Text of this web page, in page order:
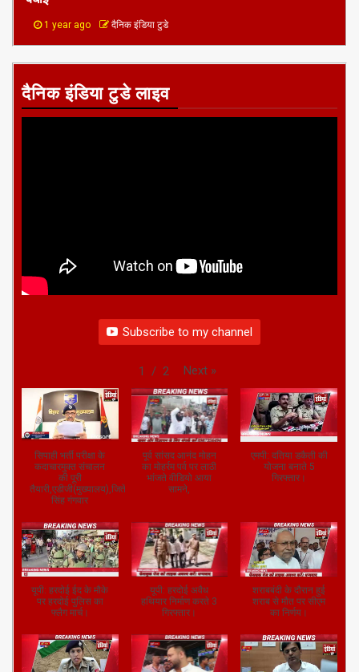
1 year ago दैनिक इंडिया टुडे
दैनिक इंडिया टुडे लाइव
Subscribe to my channel
1 / 2 Next »
सिपाही भर्ती परीक्षा के
कदाचारमुक्त संचालन
की पूरी
तैयारी,एडीजी(मुख्यालय),जितेंद्र
सिंह गंगवार
पूर्व सांसद आनंद मोहन
का मोहर्रम पर्व पर लाठी
भांजते वीडियो आया
सामने,
एमपी: दतिया डकैती की
योजना बनाते 5
गिरफ्तार।
यूपी: हरदोई ईद के मौके
पर हरदोई पुलिस का
फ्लैग मार्च।
यूपी: हरदोई अवैध
हथियार निर्माण करते 3
गिरफ्तार।
शराबबंदी के दौरान हुई
शराब से मौत पर सीएम
का निर्णय।